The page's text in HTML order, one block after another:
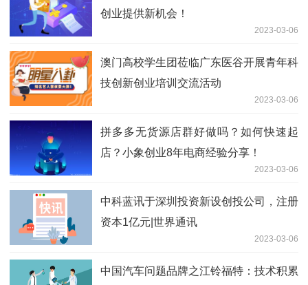
创业提供新机会！
2023-03-06
澳门高校学生团莅临广东医谷开展青年科
技创新创业培训交流活动
2023-03-06
拼多多无货源店群好做吗？如何快速起
店？小象创业8年电商经验分享！
2023-03-06
中科蓝讯于深圳投资新设创投公司，注册
资本1亿元|世界通讯
2023-03-06
中国汽车问题品牌之江铃福特：技术积累